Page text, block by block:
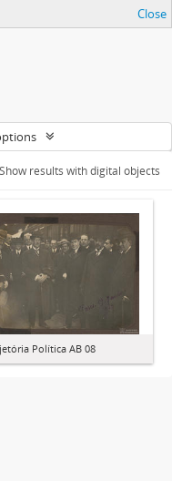
Close
Show results with digital objects
Política AB 08